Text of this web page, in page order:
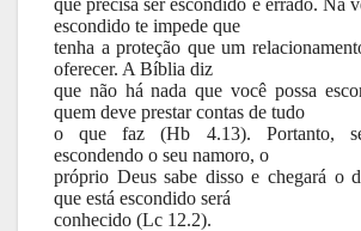
escondido te impede que
tenha a proteção que um
oferecer. A Bíblia diz
que não há nada que você possa
quem deve prestar contas de tudo
o que faz (Hb 4.13). Portanto,
escondendo o seu namoro, o
próprio Deus sabe disso e chegará o
que está escondido será
conhecido (Lc 12.2).